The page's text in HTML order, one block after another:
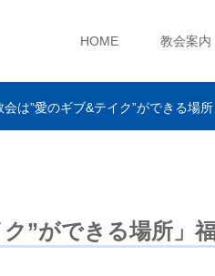
HOME 教会案内
会は”愛のギブ&テイク”ができる場
ク”ができる場所」